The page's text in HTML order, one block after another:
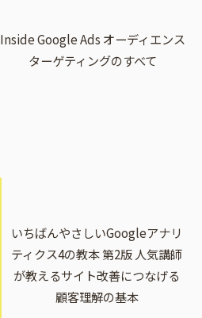
Inside Google Ads オーディエンス
ターゲティングのすべて
いちばんやさしいGoogleアナリ
ティクス4の教本 第2版 人気講師
が教えるサイト改善につなげる
顧客理解の基本